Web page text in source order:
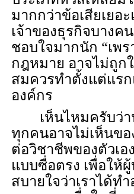
มากกว่าข้อเสียเยอ
เจ้าของธุรกิจบางค
ชอบใจมากนัก “เพ
กฎหมาย อาจไม่ถูก
สมควรทำตั้งแต่แร
องค์กร
เห็นไหมครับว่
ทุกคนอาจไม่เห็นข
ต่อวิชาชีพของตัวเ
แบบซื่อตรง เพื่อให้
สบายใจว่าเราได้ท